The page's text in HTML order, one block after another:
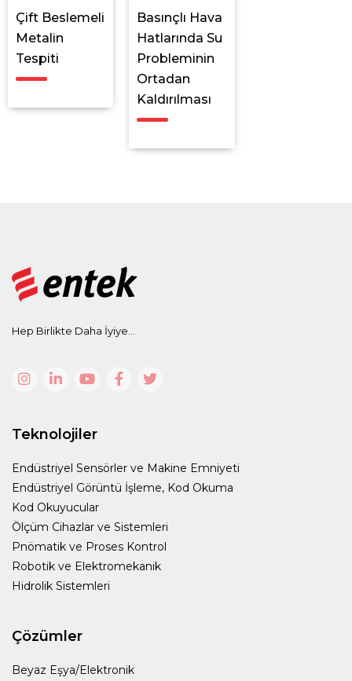
Çift Beslemeli
Metalin
Tespiti
Basınçlı Hava
Hatlarında Su
Probleminin
Ortadan
Kaldırılması
Hep Birlikte Daha İyiye...
Teknolojiler
Endüstriyel Sensörler ve Makine Emniyeti
Endüstriyel Görüntü İşleme, Kod Okuma
Kod Okuyucular
Ölçüm Cihazlar ve Sistemleri
Pnömatik ve Proses Kontrol
Robotik ve Elektromekanik
Hidrolik Sistemleri
Çözümler
Beyaz Eşya/Elektronik